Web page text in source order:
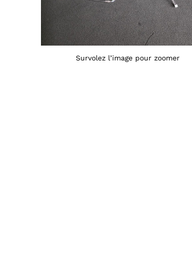
Survolez l’image pour zoomer